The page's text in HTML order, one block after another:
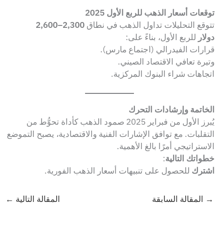
توقعات أسعار الذهب للربع الأول 2025
تتوقع التحليلات تداول الذهب في نطاق
2,300–2,600
دولار للربع الأول، بناءً على:
قرارات الفيدرالي (اجتماع مارس).
وتيرة تعافي الاقتصاد الصيني.
اتجاهات شراء البنوك المركزية.
الخاتمة وإرشادات التحرك
يُبرز الأول من فبراير 2025 صمود الذهب كأداة تحوُّط من
التقلبات. مع توافق الإشارات الفنية والاقتصادية، يصبح التموضع
الاستراتيجي أمرًا بالغ الأهمية.
خطواتك التالية:
اشترك للحصول على تنبيهات أسعار الذهب الفورية.
→ المقالة السابقة المقالة التالية ←